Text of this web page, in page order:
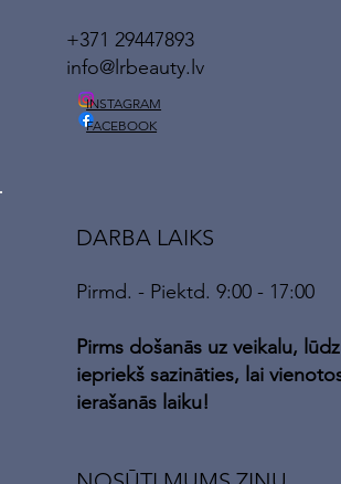
+371 29447893
info@lrbeauty.lv
INSTAGRAM
FACEBOOK
DARBA LAIKS
Pirmd. - Piektd. 9:00 - 17:00
Pirms došanās uz veikalu,
iepriekš sazināties, lai
ierašanās laiku!